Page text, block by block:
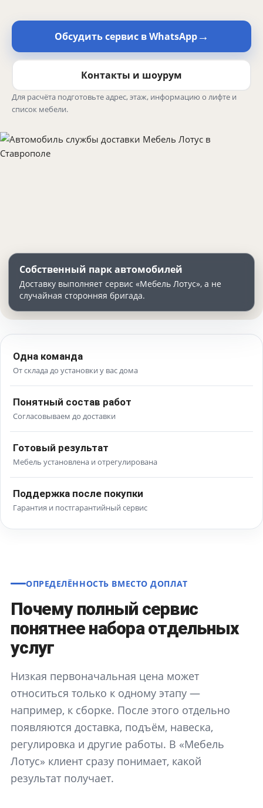
Обсудить сервис в WhatsApp→
Контакты и шоурум
Для расчёта подготовьте адрес, этаж, информацию о лифте и
список мебели.
Собственный парк автомобилей
Доставку выполняет сервис «Мебель Лотус», а не
случайная сторонняя бригада.
Одна команда
От склада до установки у вас дома
Понятный состав работ
Согласовываем до доставки
Готовый результат
Мебель установлена и отрегулирована
Поддержка после покупки
Гарантия и постгарантийный сервис
ОПРЕДЕЛЁННОСТЬ ВМЕСТО ДОПЛАТ
Почему полный сервис
понятнее набора отдельных
услуг
Низкая первоначальная цена может
относиться только к одному этапу —
например, к сборке. После этого отдельно
появляются доставка, подъём, навеска,
регулировка и другие работы. В «Мебель
Лотус» клиент сразу понимает, какой
результат получает.